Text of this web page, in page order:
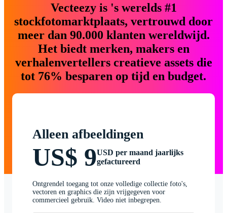
Vecteezy is 's werelds #1
stockfotomarktplaats, vertrouwd door
meer dan 90.000 klanten wereldwijd.
Het biedt merken, makers en
verhalenvertellers creatieve assets die
tot 76% besparen op tijd en budget.
Alleen afbeeldingen
US$ 9USD per maand jaarlijks
gefactureerd
Ontgrendel toegang tot onze volledige collectie foto's,
vectoren en graphics die zijn vrijgegeven voor
commercieel gebruik. Video niet inbegrepen.